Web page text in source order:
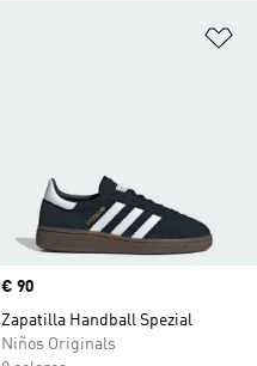
Precio
€ 90
Zapatilla Handball Spezial
Niños Originals